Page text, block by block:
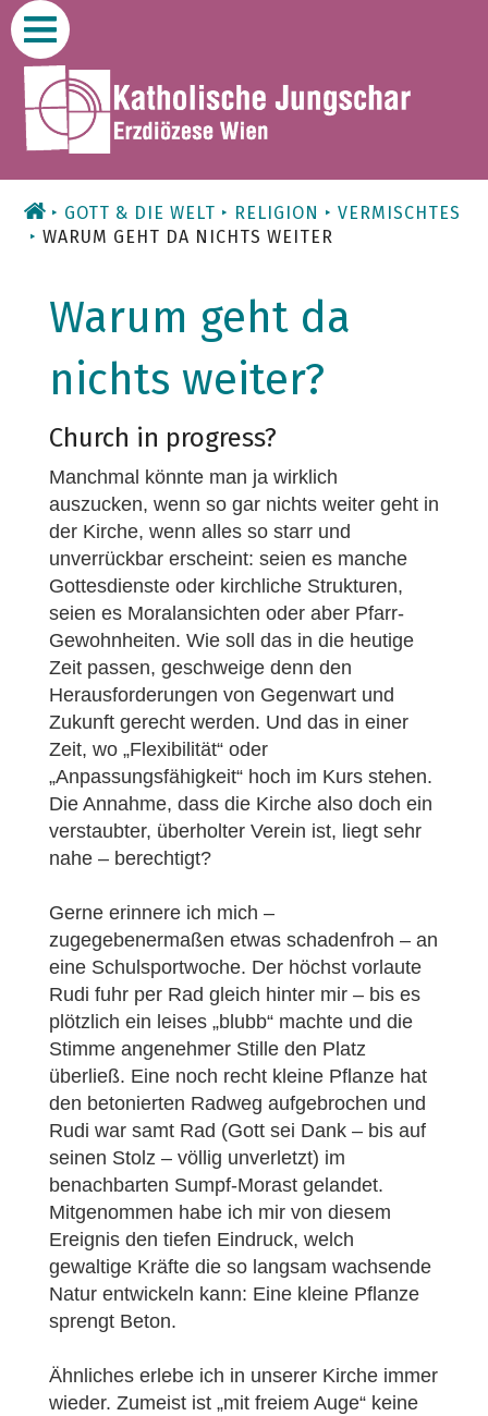
Zum
Inhalt
GOTT & DIE WELT RELIGION
VERMISCHTES
WARUM GEHT DA NICHTS WEITER
Warum geht da
nichts weiter?
Church in progress?
Manchmal könnte man ja wirklich
auszucken, wenn so gar nichts weiter geht in
der Kirche, wenn alles so starr und
unverrückbar erscheint: seien es manche
Gottesdienste oder kirchliche Strukturen,
seien es Moralansichten oder aber Pfarr-
Gewohnheiten. Wie soll das in die heutige
Zeit passen, geschweige denn den
Herausforderungen von Gegenwart und
Zukunft gerecht werden. Und das in einer
Zeit, wo „Flexibilität“ oder
„Anpassungsfähigkeit“ hoch im Kurs stehen.
Die Annahme, dass die Kirche also doch ein
verstaubter, überholter Verein ist, liegt sehr
nahe – berechtigt?
Gerne erinnere ich mich –
zugegebenermaßen etwas schadenfroh – an
eine Schulsportwoche. Der höchst vorlaute
Rudi fuhr per Rad gleich hinter mir – bis es
plötzlich ein leises „blubb“ machte und die
Stimme angenehmer Stille den Platz
überließ. Eine noch recht kleine Pflanze hat
den betonierten Radweg aufgebrochen und
Rudi war samt Rad (Gott sei Dank – bis auf
seinen Stolz – völlig unverletzt) im
benachbarten Sumpf-Morast gelandet.
Mitgenommen habe ich mir von diesem
Ereignis den tiefen Eindruck, welch
gewaltige Kräfte die so langsam wachsende
Natur entwickeln kann: Eine kleine Pflanze
sprengt Beton.
Ähnliches erlebe ich in unserer Kirche immer
wieder. Zumeist ist „mit freiem Auge“ keine